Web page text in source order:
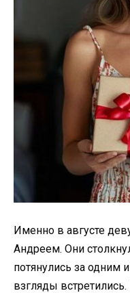
Именно в августе
Андреем. Они
потянулись за одним
взгляды